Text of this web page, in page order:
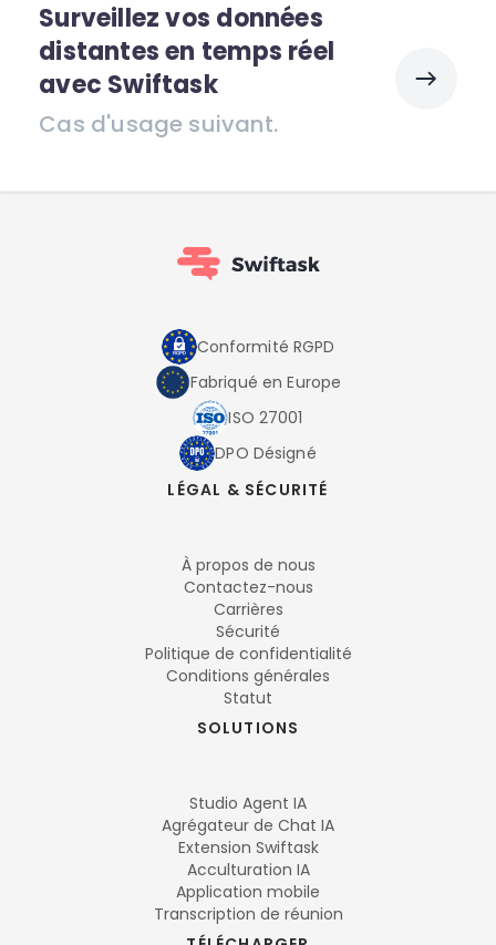
Surveillez vos données
distantes en temps réel
avec Swiftask
Cas d'usage suivant.
Conformité RGPD
Fabriqué en Europe
ISO 27001
DPO Désigné
LÉGAL & SÉCURITÉ
À propos de nous
Contactez-nous
Carrières
Sécurité
Politique de confidentialité
Conditions générales
Statut
SOLUTIONS
Studio Agent IA
Agrégateur de Chat IA
Extension Swiftask
Acculturation IA
Application mobile
Transcription de réunion